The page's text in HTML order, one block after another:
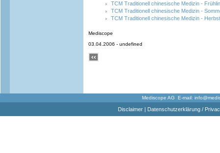
TCM Traditionell chinesische Medizin -
TCM Traditionell chinesische Medizin -
TCM Traditionell chinesische Medizin -
Mediscope
03.04.2006 - undefined
Mediscope AG E-mail:
Disclaimer| Datenschutzerklärung /